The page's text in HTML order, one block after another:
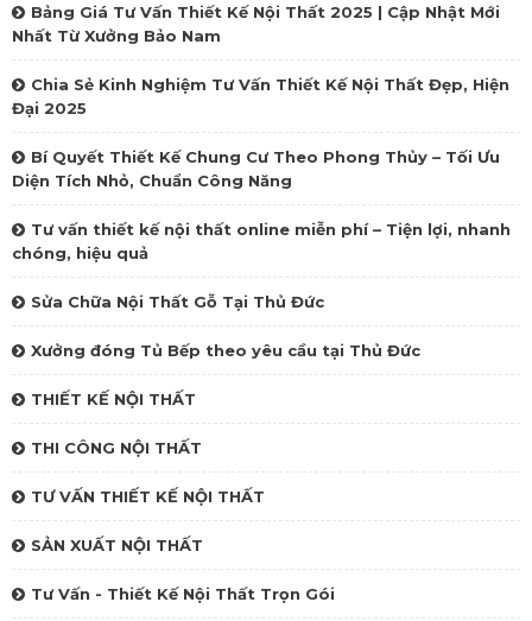
Bảng Giá Tư Vấn Thiết Kế Nội Thất 2025 | Cập Nhật Mới
Nhất Từ Xưởng Bảo Nam
Chia Sẻ Kinh Nghiệm Tư Vấn Thiết Kế Nội Thất Đẹp, Hiện
Đại 2025
Bí Quyết Thiết Kế Chung Cư Theo Phong Thủy – Tối Ưu
Diện Tích Nhỏ, Chuẩn Công Năng
Tư vấn thiết kế nội thất online miễn phí – Tiện lợi, nhanh
chóng, hiệu quả
Sửa Chữa Nội Thất Gỗ Tại Thủ Đức
Xưởng đóng Tủ Bếp theo yêu cầu tại Thủ Đức
THIẾT KẾ NỘI THẤT
THI CÔNG NỘI THẤT
TƯ VẤN THIẾT KẾ NỘI THẤT
SẢN XUẤT NỘI THẤT
Tư Vấn - Thiết Kế Nội Thất Trọn Gói